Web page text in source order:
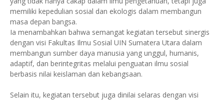
memiliki kepedulian sosial dan ekologis dalam membangun
masa depan bangsa.
Ia menambahkan bahwa semangat kegiatan tersebut sinergis
dengan visi Fakultas Ilmu Sosial UIN Sumatera Utara dalam
membangun sumber daya manusia yang unggul, humanis,
adaptif, dan berintegritas melalui penguatan ilmu sosial
berbasis nilai keislaman dan kebangsaan.
Selain itu, kegiatan tersebut juga dinilai selaras dengan visi